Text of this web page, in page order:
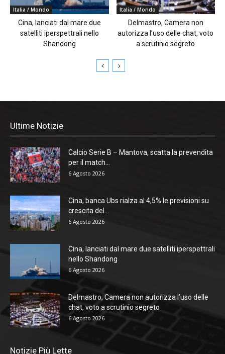
Italia / Mondo
Cina, lanciati dal mare due
satelliti iperspettrali nello
Shandong
Italia / Mondo
Delmastro, Camera non
autorizza l’uso delle chat, voto
a scrutinio segreto
Ultime Notizie
Calcio Serie B – Mantova, scatta la prevendita
per il match...
6 Agosto 2026
Cina, banca Ubs rialza al 4,5% le previsioni su
crescita del...
6 Agosto 2026
Cina, lanciati dal mare due satelliti iperspettrali
nello Shandong
6 Agosto 2026
Delmastro, Camera non autorizza l’uso delle
chat, voto a scrutinio segreto
6 Agosto 2026
Notizie Più Lette